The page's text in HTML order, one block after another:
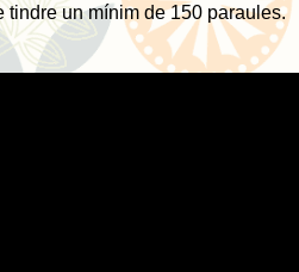
tindre un mínim de 150 paraules.